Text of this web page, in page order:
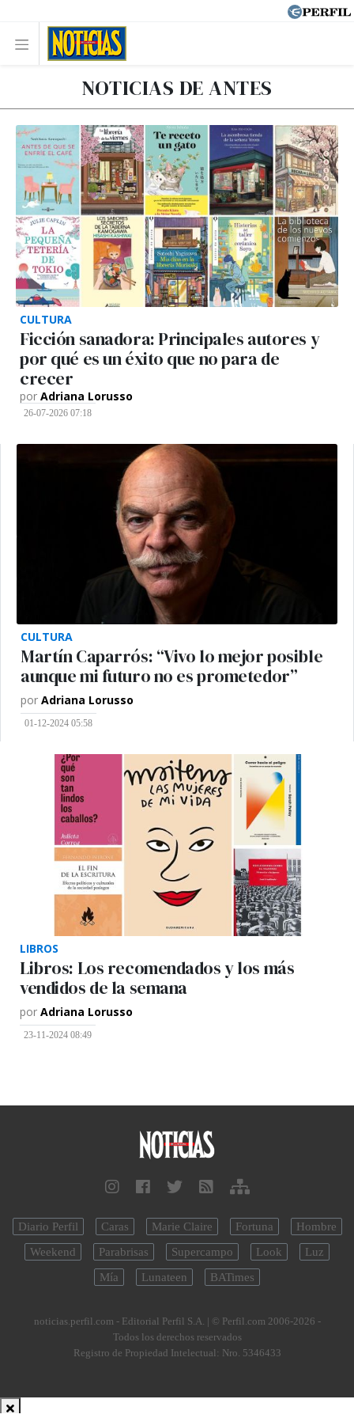
NOTICIAS DE ANTES
CULTURA
Ficción sanadora: Principales autores y
por qué es un éxito que no para de
crecer
por Adriana Lorusso
26-07-2026 07:18
CULTURA
Martín Caparrós: “Vivo lo mejor posible
aunque mi futuro no es prometedor”
por Adriana Lorusso
01-12-2024 05:58
LIBROS
Libros: Los recomendados y los más
vendidos de la semana
por Adriana Lorusso
23-11-2024 08:49
Diario Perfil Caras Marie Claire Fortuna
Hombre
Weekend
Parabrisas Supercampo Look
Luz
Mía
Lunateen BATimes
noticias.perfil.com - Editorial Perfil S.A. | © Perfil.com 2006-2026 -
Todos los derechos reservados
Registro de Propiedad Intelectual: Nro. 5346433